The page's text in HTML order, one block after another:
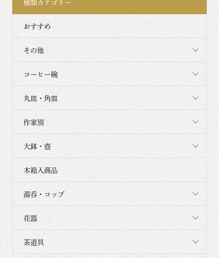
おすすめ
その他
コーヒー碗
丸皿・角皿
作家別
大鉢・壺
木箱入商品
湯呑・コップ
花器
茶道具